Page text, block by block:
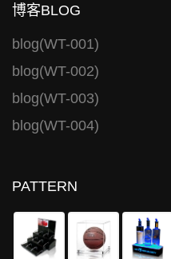
博客BLOG
blog(WT-001)
blog(WT-002)
blog(WT-003)
blog(WT-004)
PATTERN